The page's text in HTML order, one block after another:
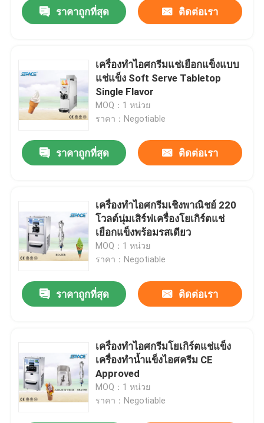
ราคาถูกที่สุด ติดต่อเรา
เครื่องทำไอศกรีมแช่เยือกแข็งแบบ
แช่แข็ง Soft Serve Tabletop
Single Flavor
MOQ：1 หน่วย
ราคา：Negotiable
ราคาถูกที่สุด ติดต่อเรา
เครื่องทำไอศกรีมเชิงพาณิชย์ 220
โวลต์นุ่มเสิร์ฟเครื่องโยเกิร์ตแช่
เยือกแข็งพร้อมรสเดียว
MOQ：1 หน่วย
ราคา：Negotiable
ราคาถูกที่สุด ติดต่อเรา
เครื่องทำไอศกรีมโยเกิร์ตแช่แข็ง
เครื่องทำน้ำแข็งไอศครีม CE
Approved
MOQ：1 หน่วย
ราคา：Negotiable